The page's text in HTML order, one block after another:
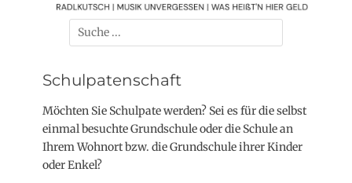
Suchen
nach:
Schulpatenschaft
Möchten Sie Schulpate werden? Sei es für die selbst
einmal besuchte Grundschule oder die Schule an
Ihrem Wohnort bzw. die Grundschule ihrer Kinder
oder Enkel?